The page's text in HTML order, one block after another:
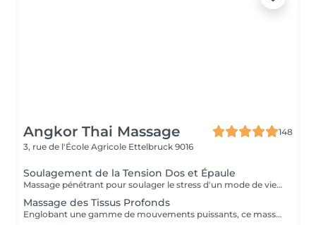
Angkor Thai Massage
148
3, rue de l'École Agricole Ettelbruck 9016
Soulagement de la Tension Dos et Épaule
Massage pénétrant pour soulager le stress d'un mode de vie trépidant ciblant les zones à problèmes de tension et des tissus et muscles conjonctifs du dos raides ou tendus.
Massage des Tissus Profonds
Englobant une gamme de mouvements puissants, ce massage revigorant combine un massage suédois classique avec des techniques de compression et de points de déclenchement pour réduire la douleur. Réchauffant le corps, il stimule les muscles des cuisses, des épaules, des bras et du dos. Idéal pour les sportifs et les personnes souffrant de tensions